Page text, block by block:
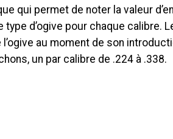
qui permet de noter la valeur
type d’ogive pour chaque calibre.
au moment de son
un par calibre de .224 à .338.